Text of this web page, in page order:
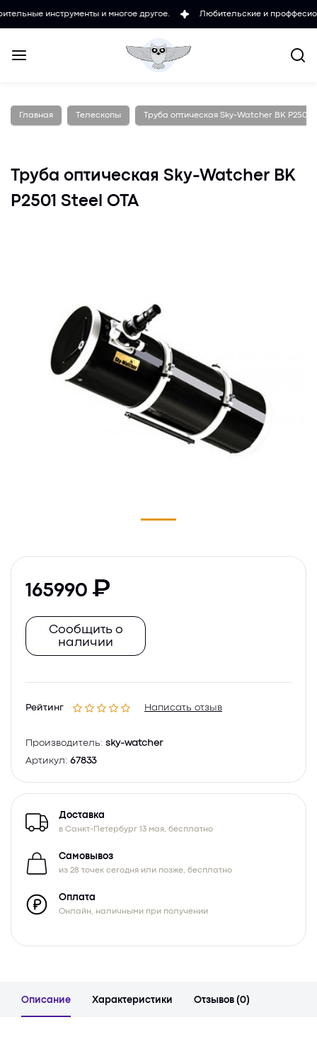
и многое другое. Любительские и проффесиональные
Главная Телескопы Труба оптическая Sky-Watcher BK P2501
Труба оптическая Sky-Watcher BK
P2501 Steel OTA
Рейтинг Написать отзыв
Производитель: sky-watcher
Артикул: 67833
165990
Сообщить о
наличии
Доставка
в Санкт-Петербург 13 мая, бесплатно
Самовывоз
из 28 точек сегодня или позже, бесплатно
Оплата
Онлайн, наличными при получении
Описание Характеристики Отзывов (0)